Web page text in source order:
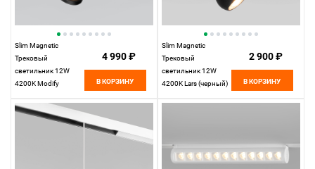
Slim Magnetic
Трековый
светильник 12W
4200K Modify
Elektrostandard
4 990 ₽
В КОРЗИНУ
Slim Magnetic
Трековый
светильник 12W
4200K Lars (черный)
2 900 ₽
В КОРЗИНУ